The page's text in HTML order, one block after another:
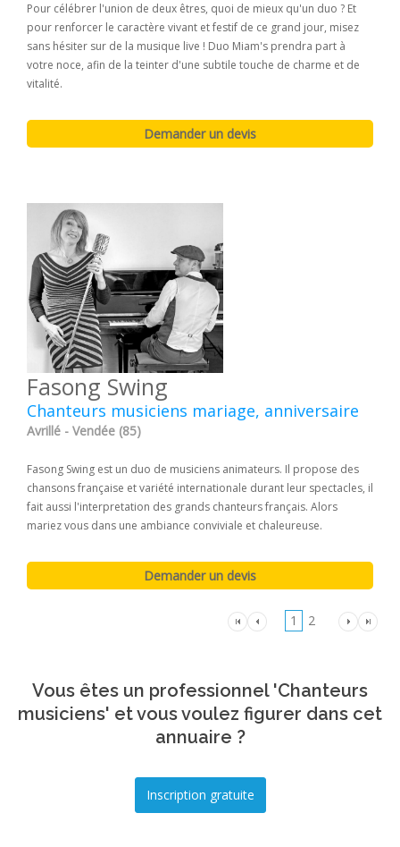
Pour célébrer l'union de deux êtres, quoi de mieux qu'un duo ? Et
pour renforcer le caractère vivant et festif de ce grand jour, misez
sans hésiter sur de la musique live ! Duo Miam's prendra part à
votre noce, afin de la teinter d'une subtile touche de charme et de
vitalité.
Fasong Swing
Chanteurs musiciens mariage, anniversaire
Avrillé - Vendée (85)
Fasong Swing est un duo de musiciens animateurs. Il propose des
chansons française et variété internationale durant leur spectacles, il
fait aussi l'interpretation des grands chanteurs français. Alors
mariez vous dans une ambiance conviviale et chaleureuse.
1 2
Vous êtes un professionnel 'Chanteurs
musiciens' et vous voulez figurer dans cet
annuaire ?